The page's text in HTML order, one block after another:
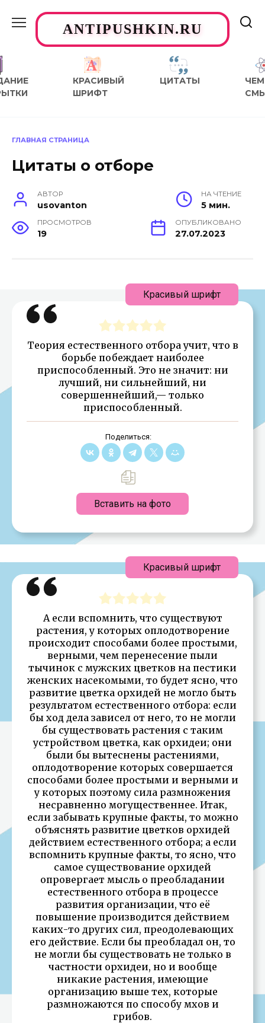
содержаниюANTIPUSHKIN.RU
КРАСИВЫЙ
ШРИФТ
ЦИТАТЫ
ЧЕМ
ГЛАВНАЯ СТРАНИЦА
Цитаты о отборе
АВТОР
usovanton
НА ЧТЕНИЕ
5 мин.
ПРОСМОТРОВ
19
ОПУБЛИКОВАНО
27.07.2023
Теория естественного отбора учит, что в
борьбе побеждает наиболее
приспособленный. Это не значит: ни
лучший, ни сильнейший, ни
совершеннейший,— только
приспособленный.
Поделиться:
Вставить на фото
Красивый шрифт
А если вспомнить, что существуют
растения, у которых оплодотворение
происходит способами более простыми,
верными, чем перенесение пыли
тычинок с мужских цветков на пестики
женских насекомыми, то будет ясно, что
развитие цветка орхидей не могло быть
результатом естественного отбора: если
бы ход дела зависел от него, то не могли
бы существовать растения с таким
устройством цветка, как орхидеи; они
были бы вытеснены растениями,
оплодотворение которых совершается
способами более простыми и верными и
у которых поэтому сила размножения
несравненно могущественнее. Итак,
если забывать крупные факты, то можно
объяснять развитие цветков орхидей
действием естественного отбора; а если
вспомнить крупные факты, то ясно, что
самое существование орхидей
опровергает мысль о преобладании
естественного отбора в процессе
развития организации, что её
повышение производится действием
каких-то других сил, преодолевающих
его действие. Если бы преобладал он, то
не могли бы существовать не только в
частности орхидеи, но и вообще
никакие растения, имеющие
организацию выше тех, которые
размножаются по способу мхов и
грибов.
Красивый шрифт